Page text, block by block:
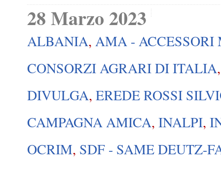
28 Marzo 2023
ALBANIA, AMA - ACCESSORI
CONSORZI AGRARI DI ITALIA
DIVULGA, EREDE ROSSI
CAMPAGNA AMICA, INALPI,
OCRIM, SDF - SAME DEUTZ-